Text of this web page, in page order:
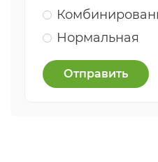
Нормальная
Отправить